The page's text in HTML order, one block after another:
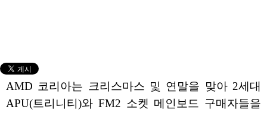
AMD 코리아는 크리스마스 및 연말을 맞아 2세대
APU(트리니티)와 FM2 소켓 메인보드 구매자들을